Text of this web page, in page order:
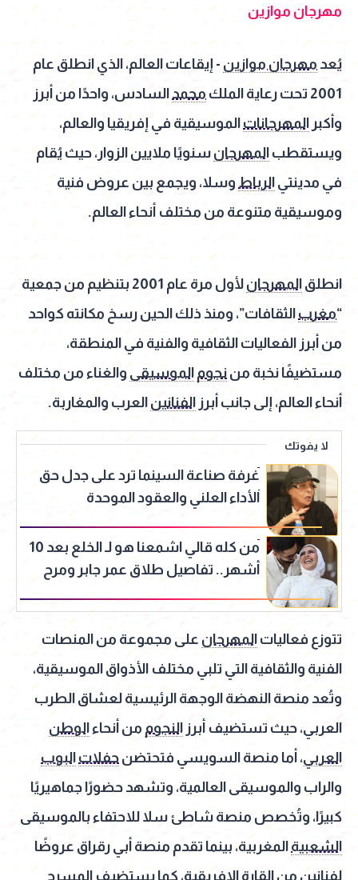
مهرجان موازين
يُعد مهرجان موازين - إيقاعات العالم، الذي انطلق عام
2001 تحت رعاية الملك
محمد السادس، واحدًا من أبرز
وأكبر المهرجانات الموسيقية في إفريقيا والعالم،
ويستقطب المهرجانسنويًا ملايين الزوار، حيث يُقام
في مدينتي الرباط وسلا، ويجمع بين عروض فنية
وموسيقية متنوعة من مختلف أنحاء العالم.
انطلق المهرجان
لأول مرة عام 2001 بتنظيم من جمعية
“مغرب الثقافات”، ومنذ ذلك الحين رسخ مكانته كواحد
من أبرز الفعاليات الثقافية والفنية في المنطقة،
مستضيفًا نخبة من نجوم الموسيقى والغناء من مختلف
أنحاء العالم، إلى جانب أبرز الفنانين العرب والمغاربة.
لا يفوتك
غرفة صناعة السينما ترد على جدل حق
الأداء العلني والعقود الموحدة
من كله قالي اشمعنا هو لـ الخلع بعد 10
أشهر.. تفاصيل طلاق عمر جابر ومرح
تتوزع فعاليات المهرجان على مجموعة من المنصات
الفنية والثقافية التي تلبي مختلف الأذواق الموسيقية،
وتُعد منصة النهضة الوجهة الرئيسية لعشاق الطرب
العربي، حيث تستضيف أبرز النجوم من أنحاء الوطن
العربي، أما منصة السويسي فتحتضن حفلات البوب
والراب والموسيقى العالمية، وتشهد حضورًا جماهيريًا
كبيرًا، وتُخصص منصة شاطئ سلا للاحتفاء بالموسيقى
الشعبية المغربية، بينما تقدم منصة أبي رقراق عروضًا
لفنانين من القارة الإفريقية، كما يستضيف المسرح